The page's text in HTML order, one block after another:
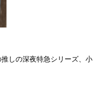
しの深夜特急シリーズ、小